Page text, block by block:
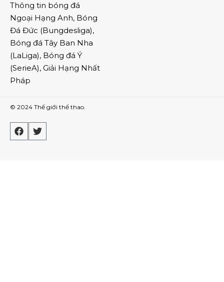
Thông tin bóng đá
Ngoại Hạng Anh, Bóng
Đá Đức (Bungdesliga),
Bóng đá Tây Ban Nha
(LaLiga), Bóng đá Ý
(SerieA), Giải Hạng Nhất
Pháp
© 2024 Thế giới thể thao.